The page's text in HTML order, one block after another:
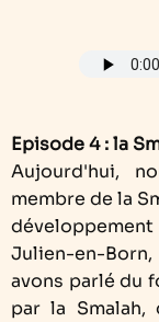
Episode 4 : la
Aujourd'hui,
membre de la
Julien-en-
avons parlé du
par la Smalah,